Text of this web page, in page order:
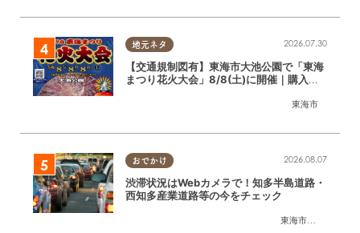
地元ネタ
東海市
2026.07.30
【交通規制図有】東海市大池公園で「東海
まつり花火大会」8/8(土)に開催｜購入方
おでかけ
東海市大府市
2026.08.07
渋滞状況はWebカメラで！知多半島道路・
西知多産業道路等の今をチェック